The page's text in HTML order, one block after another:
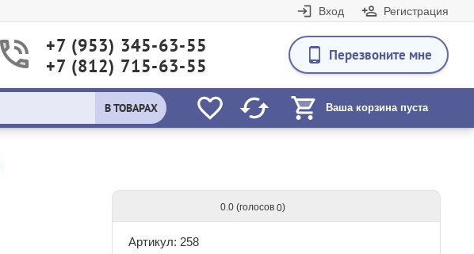
Вход Регистрация
+7 (953) 345-63-55
+7 (812) 715-63-55
Перезвоните мне
Ваша корзина пуста
В ТОВАРАХ
0.0 (голосов 0)
Артикул: 258